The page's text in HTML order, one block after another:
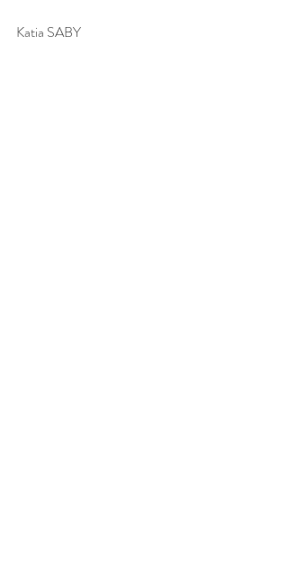
Katia SABY